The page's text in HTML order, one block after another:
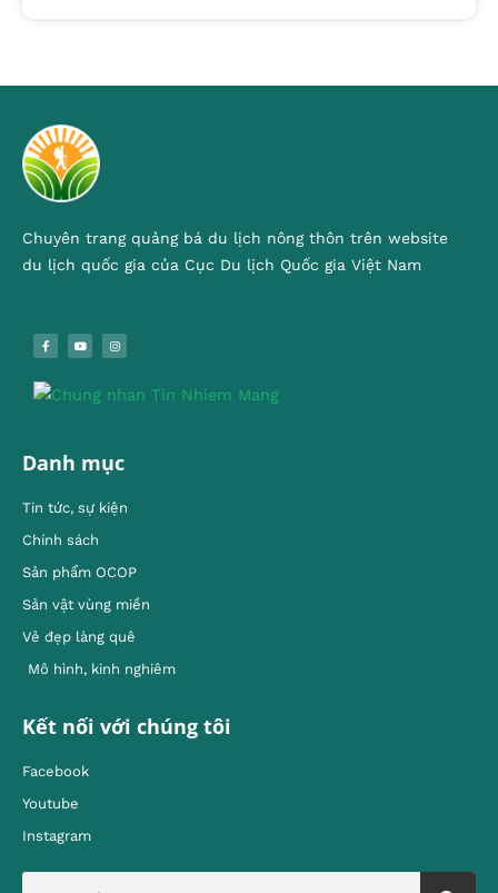
Chuyên trang quảng bá du lịch nông thôn trên website
du lịch quốc gia của Cục Du lịch Quốc gia Việt Nam
Danh mục
Tin tức, sự kiện
Chính sách
Sản phẩm OCOP
Sản vật vùng miền
Vẻ đẹp làng quê
Mô hình, kinh nghiêm
Kết nối với chúng tôi
Facebook
Youtube
Instagram